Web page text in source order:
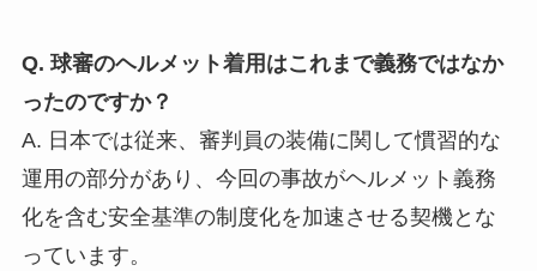
Q. 球審のヘルメット着用はこれまで義務ではなか
ったのですか？
A. 日本では従来、審判員の装備に関して慣習的な
運用の部分があり、今回の事故がヘルメット義務
化を含む安全基準の制度化を加速させる契機とな
っています。